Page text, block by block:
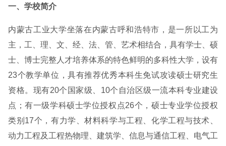
一、学校简介
内蒙古工业大学坐落在内蒙古呼和浩特市，是一所以工为
主，工、理、文、经、法、管、艺术相结合，具有学士、硕
士、博士完整人才培养体系的特色鲜明的多科性大学，设有
23个教学单位，具有推荐优秀本科生免试攻读硕士研究生
资格。现有20个国家级、10个自治区级一流本科专业建设
点；有一级学科硕士学位授权点26个，硕士专业学位授权
类别17个，有力学、材料科学与工程、化学工程与技术、
动力工程及工程热物理、建筑学、信息与通信工程、电气工